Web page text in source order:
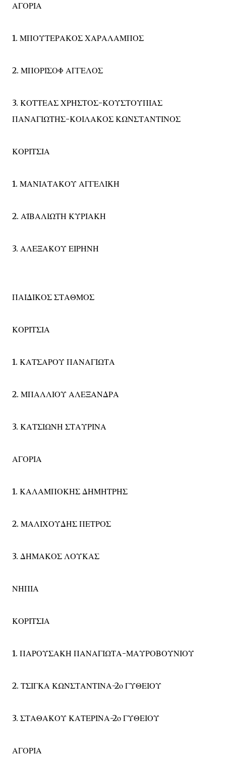
ΑΓΟΡΙΑ
1. ΜΠΟΥΤΕΡΑΚΟΣ ΧΑΡΑΛΑΜΠΟΣ
2. ΜΠΟΡΙΣΟΦ ΑΓΓΕΛΟΣ
3. ΚΟΤΤΕΑΣ ΧΡΗΣΤΟΣ-ΚΟΥΣΤΟΥΠΙΑΣ
ΠΑΝΑΓΙΩΤΗΣ-ΚΟΙΛΑΚΟΣ ΚΩΝΣΤΑΝΤΙΝΟΣ
ΚΟΡΙΤΣΙΑ
1. ΜΑΝΙΑΤΑΚΟΥ ΑΓΓΕΛΙΚΗ
2. ΑΪΒΑΛΙΩΤΗ ΚΥΡΙΑΚΗ
3. ΑΛΕΞΑΚΟΥ ΕΙΡΗΝΗ
ΠΑΙΔΙΚΟΣ ΣΤΑΘΜΟΣ
ΚΟΡΙΤΣΙΑ
1. ΚΑΤΣΑΡΟΥ ΠΑΝΑΓΙΩΤΑ
2. ΜΠΑΛΛΙΟΥ ΑΛΕΞΑΝΔΡΑ
3. ΚΑΤΣΙΩΝΗ ΣΤΑΥΡΙΝΑ
ΑΓΟΡΙΑ
1. ΚΑΛΑΜΠΟΚΗΣ ΔΗΜΗΤΡΗΣ
2. ΜΑΛΙΧΟΥΔΗΣ ΠΕΤΡΟΣ
3. ΔΗΜΑΚΟΣ ΛΟΥΚΑΣ
ΝΗΠΙΑ
ΚΟΡΙΤΣΙΑ
1. ΠΑΡΟΥΣΑΚΗ ΠΑΝΑΓΙΩΤΑ-ΜΑΥΡΟΒΟΥΝΙΟΥ
2. ΤΣΙΓΚΑ ΚΩΝΣΤΑΝΤΙΝΑ-2ο ΓΥΘΕΙΟΥ
3. ΣΤΑΘΑΚΟΥ ΚΑΤΕΡΙΝΑ-2ο ΓΥΘΕΙΟΥ
ΑΓΟΡΙΑ